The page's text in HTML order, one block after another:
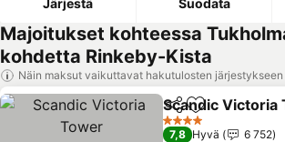
Majoitukset kohteessa
kohdetta Rinkeby-Kista
Näin maksut vaikuttavat hakutulosten järjestykseen
Jaa Lisää
Scandic Victoria
4 Tähtiluokitus
7,8 Hyvä
6 752